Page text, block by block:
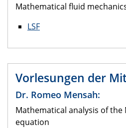
Mathematical fluid
LSF
Vorlesungen der
Dr. Romeo Mensah:
Mathematical analysis of the
equation